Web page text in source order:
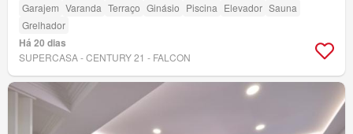
Garajem Varanda Terraço Ginásio Piscina Elevador Sauna
Grelhador
Há 20 dias
SUPERCASA - CENTURY 21 - FALCON